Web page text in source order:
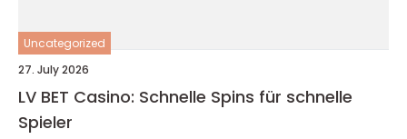
Uncategorized
27. July 2026
LV BET Casino: Schnelle Spins für schnelle
Spieler